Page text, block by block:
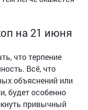
на 21 июня
что терпение
Всё, что
объяснений или
будет особенно
привычный